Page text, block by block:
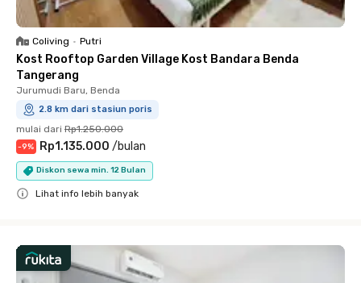
Coliving • Putri
Kost Rooftop Garden Village Kost Bandara Benda
Tangerang
Jurumudi Baru, Benda
2.8 km dari stasiun poris
mulai dari Rp1.250.000
-9% Rp1.135.000 /bulan
Diskon sewa min. 12 Bulan
Lihat info lebih banyak